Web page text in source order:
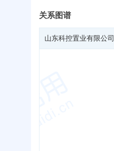
关系图谱
山东科控置业有限公司